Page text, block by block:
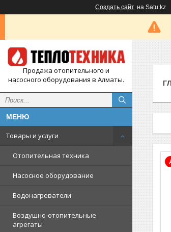
Создать сайт на Satu.kz
Продажа отопительного и
насосного оборудования в Алматы.
Товары и услуги
Отопительная техника
Насосное оборудование
Водонагреватели
Воздушно-отопительные
агрегаты